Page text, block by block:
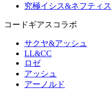
究極イシス&ネフティス
コードギアスコラボ
サクヤ&アッシュ
LL&CC
ロゼ
アッシュ
アーノルド